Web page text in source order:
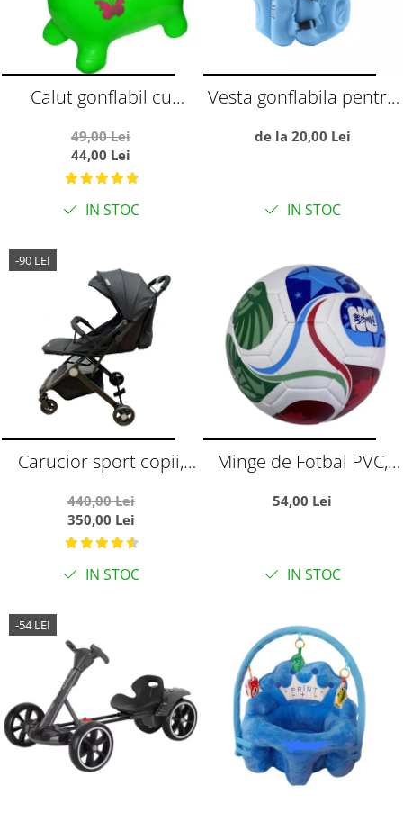
Calut gonflabil cu
49,00 Lei
44,00 Lei
IN STOC
Vesta gonflabila pentru
aer, S albastru
de la 20,00 Lei
IN STOC
-90 LEI
Carucior sport copii,
avion, cu sistem troller,
C8 negru
440,00 Lei
350,00 Lei
IN STOC
Minge de Fotbal PVC,
Campionatul Mondial
54,00 Lei
IN STOC
-54 LEI